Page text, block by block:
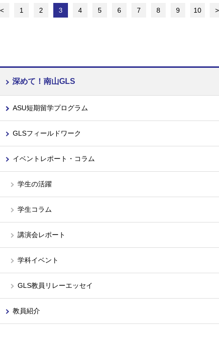
< 1 2 3 4 5 6 7 8 9 10 >
深めて！南山GLS
ASU短期留学プログラム
GLSフィールドワーク
イベントレポート・コラム
学生の活躍
学生コラム
講演会レポート
学科イベント
GLS教員リレーエッセイ
教員紹介